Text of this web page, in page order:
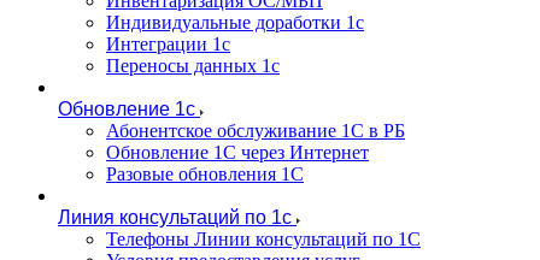
Индивидуальные доработки 1с
Интеграции 1с
Переносы данных 1с
Обновление 1с
Абонентское обслуживание 1С в РБ
Обновление 1С через Интернет
Разовые обновления 1С
Линия консультаций по 1с
Телефоны Линии консультаций по 1С